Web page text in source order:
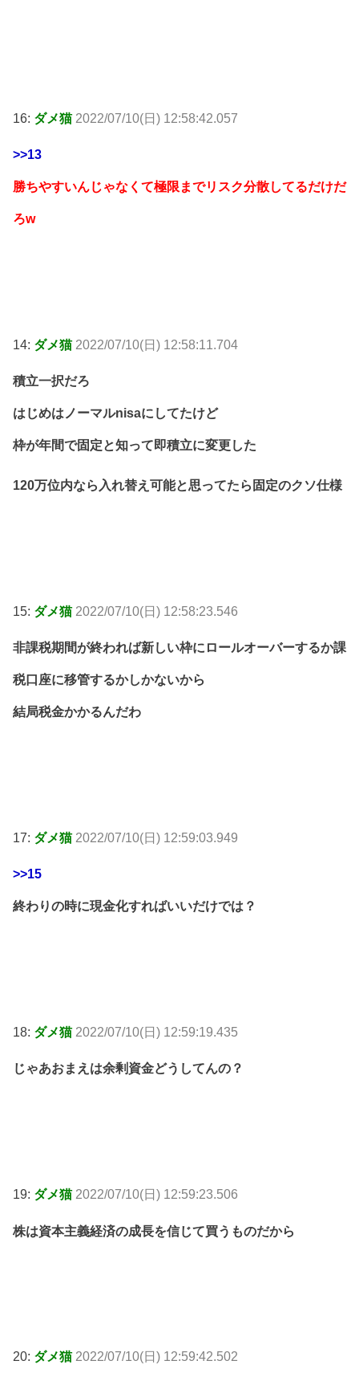
16: ダメ猫 2022/07/10(日) 12:58:42.057
>>13
勝ちやすいんじゃなくて極限までリスク分散してるだけだ
ろw
14: ダメ猫 2022/07/10(日) 12:58:11.704
積立一択だろ
はじめはノーマルnisaにしてたけど
枠が年間で固定と知って即積立に変更した
120万位内なら入れ替え可能と思ってたら固定のクソ仕様
15: ダメ猫 2022/07/10(日) 12:58:23.546
非課税期間が終われば新しい枠にロールオーバーするか課
税口座に移管するかしかないから
結局税金かかるんだわ
17: ダメ猫 2022/07/10(日) 12:59:03.949
>>15
終わりの時に現金化すればいいだけでは？
18: ダメ猫 2022/07/10(日) 12:59:19.435
じゃあおまえは余剰資金どうしてんの？
19: ダメ猫 2022/07/10(日) 12:59:23.506
株は資本主義経済の成長を信じて買うものだから
20: ダメ猫 2022/07/10(日) 12:59:42.502